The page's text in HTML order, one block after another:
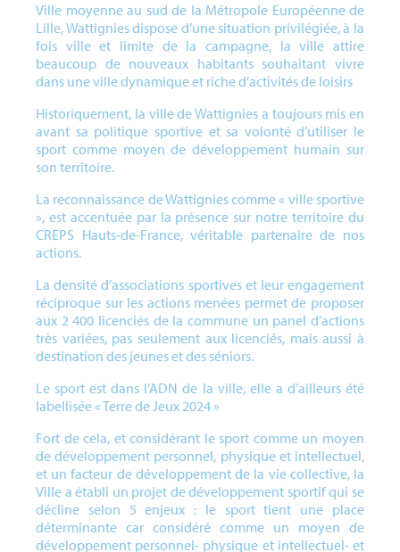
Ville moyenne au sud de la Métropole Européenne de
Lille, Wattignies dispose d’une situation privilégiée, à la
fois ville et limite de la campagne, la ville attire
beaucoup de nouveaux habitants souhaitant vivre
dans une ville dynamique et riche d’activités de loisirs
Historiquement, la ville de Wattignies a toujours mis en
avant sa politique sportive et sa volonté d’utiliser le
sport comme moyen de développement humain sur
son territoire.
La reconnaissance de Wattignies comme « ville sportive
», est accentuée par la présence sur notre territoire du
CREPS Hauts-de-France, véritable partenaire de nos
actions.
La densité d’associations sportives et leur engagement
réciproque sur les actions menées permet de proposer
aux 2 400 licenciés de la commune un panel d’actions
très variées, pas seulement aux licenciés, mais aussi à
destination des jeunes et des séniors.
Le sport est dans l’ADN de la ville, elle a d’ailleurs été
labellisée « Terre de Jeux 2024 »
Fort de cela, et considérant le sport comme un moyen
de développement personnel, physique et intellectuel,
et un facteur de développement de la vie collective, la
Ville a établi un projet de développement sportif qui se
décline selon 5 enjeux : le sport tient une place
déterminante car considéré comme un moyen de
développement personnel- physique et intellectuel- et